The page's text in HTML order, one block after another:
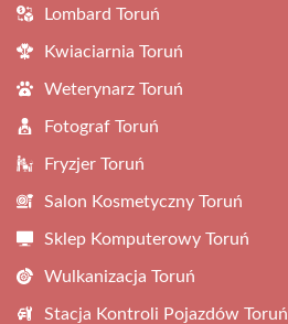
Lombard Toruń
Kwiaciarnia Toruń
Weterynarz Toruń
Fotograf Toruń
Fryzjer Toruń
Salon Kosmetyczny Toruń
Sklep Komputerowy Toruń
Wulkanizacja Toruń
Stacja Kontroli Pojazdów Toruń